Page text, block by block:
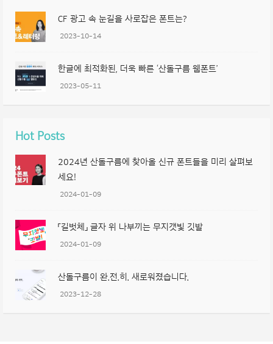
CF 광고 속 눈길을 사로잡은 폰트는?
2023-10-14
한글에 최적화된, 더욱 빠른 ‘산돌구름 웹폰트’
2023-05-11
Hot Posts
2024년 산돌구름에 찾아올 신규 폰트들을 미리 살펴보
세요!
2024-01-09
「길벗체」 글자 위 나부끼는 무지갯빛 깃발
2024-01-09
산돌구름이 완.전.히. 새로워졌습니다.
2023-12-28